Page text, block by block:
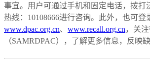
事宜。用户可通过手机和固定电话，拨打
热线：10108666进行咨询。此外，也可登
www.dpac.org.cn、 www.recall.org.cn ，关
（SAMRDPAC），了解更多信息，反映缺